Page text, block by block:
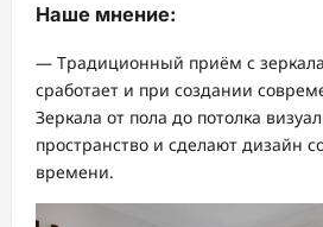
Наше мнение:
— Традиционный приём с
сработает и при создании
Зеркала от пола до потолка
пространство и сделают дизайн
времени.